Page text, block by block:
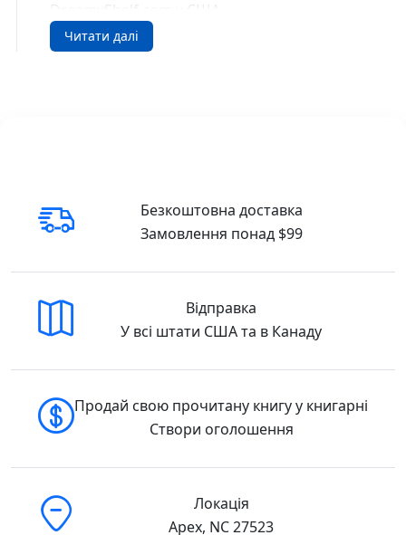
Про книгу
він розкриває основи військової стратегії,
аналізує різні тактичні підходи в управлінні
лідера в ухваленні складних рішень
протягом війни. Виділяючи три рівні
лідерства, Меттіс та його співавтор Бінг
Вест акцентують особливу увагу на
готовності до ризику, довірі до підлеглих,
честі і дисципліні.
У часи, коли війна в Україні створює
перебувають у стані постійної
невизначеності, ця книжка є обов’язковою
Читати далі
Безкоштовна доставка
Замовлення понад $99
Відправка
У всі штати США та в Канаду
Продай свою прочитану книгу у книгарні
Створи оголошення
Локація
Apex, NC 27523